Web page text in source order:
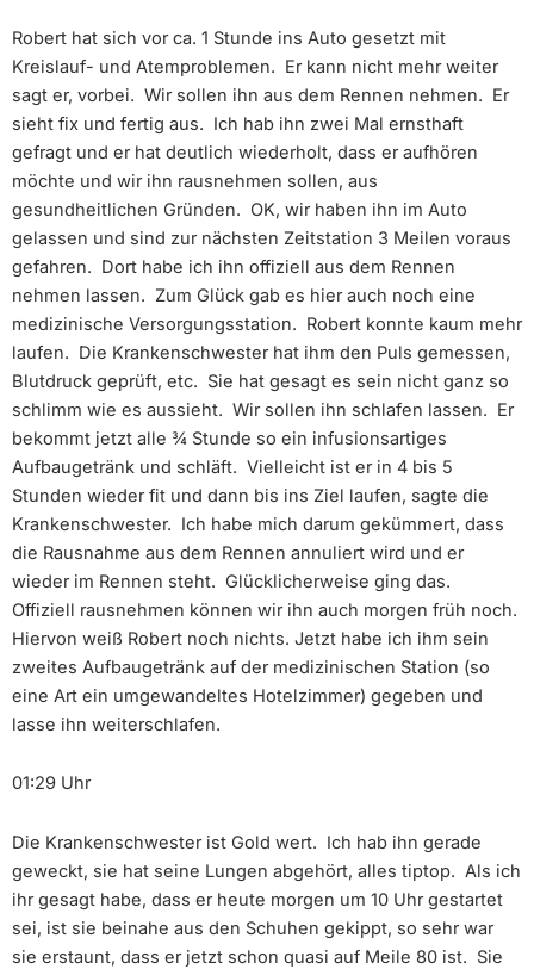
Robert hat sich vor ca. 1 Stunde ins Auto gesetzt mit
Kreislauf- und Atemproblemen. Er kann nicht mehr weiter
sagt er, vorbei. Wir sollen ihn aus dem Rennen nehmen. Er
sieht fix und fertig aus. Ich hab ihn zwei Mal ernsthaft
gefragt und er hat deutlich wiederholt, dass er aufhören
möchte und wir ihn rausnehmen sollen, aus
gesundheitlichen Gründen. OK, wir haben ihn im Auto
gelassen und sind zur nächsten Zeitstation 3 Meilen voraus
gefahren. Dort habe ich ihn offiziell aus dem Rennen
nehmen lassen. Zum Glück gab es hier auch noch eine
medizinische Versorgungsstation. Robert konnte kaum mehr
laufen. Die Krankenschwester hat ihm den Puls gemessen,
Blutdruck geprüft, etc. Sie hat gesagt es sein nicht ganz so
schlimm wie es aussieht. Wir sollen ihn schlafen lassen. Er
bekommt jetzt alle ¾ Stunde so ein infusionsartiges
Aufbaugetränk und schläft. Vielleicht ist er in 4 bis 5
Stunden wieder fit und dann bis ins Ziel laufen, sagte die
Krankenschwester. Ich habe mich darum gekümmert, dass
die Rausnahme aus dem Rennen annuliert wird und er
wieder im Rennen steht. Glücklicherweise ging das.
Offiziell rausnehmen können wir ihn auch morgen früh noch.
Hiervon weiß Robert noch nichts. Jetzt habe ich ihm sein
zweites Aufbaugetränk auf der medizinischen Station (so
eine Art ein umgewandeltes Hotelzimmer) gegeben und
lasse ihn weiterschlafen.
01:29 Uhr
Die Krankenschwester ist Gold wert. Ich hab ihn gerade
geweckt, sie hat seine Lungen abgehört, alles tiptop. Als ich
ihr gesagt habe, dass er heute morgen um 10 Uhr gestartet
sei, ist sie beinahe aus den Schuhen gekippt, so sehr war
sie erstaunt, dass er jetzt schon quasi auf Meile 80 ist. Sie